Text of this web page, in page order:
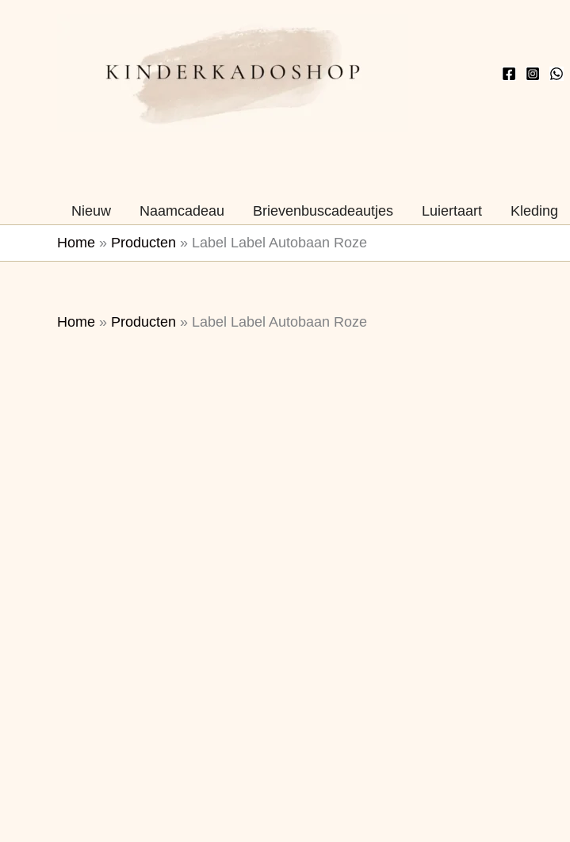
Nieuw Naamcadeau Brievenbuscadeautjes Luiertaart Kleding
Home » Producten » Label Label Autobaan Roze
Home » Producten » Label Label Autobaan Roze